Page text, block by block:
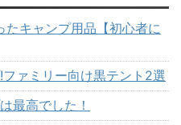
たキャンプ用品【初心者に
ファミリー向け黒テント2選
最高でした！